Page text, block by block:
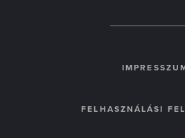
FELHASZNÁLÁSI